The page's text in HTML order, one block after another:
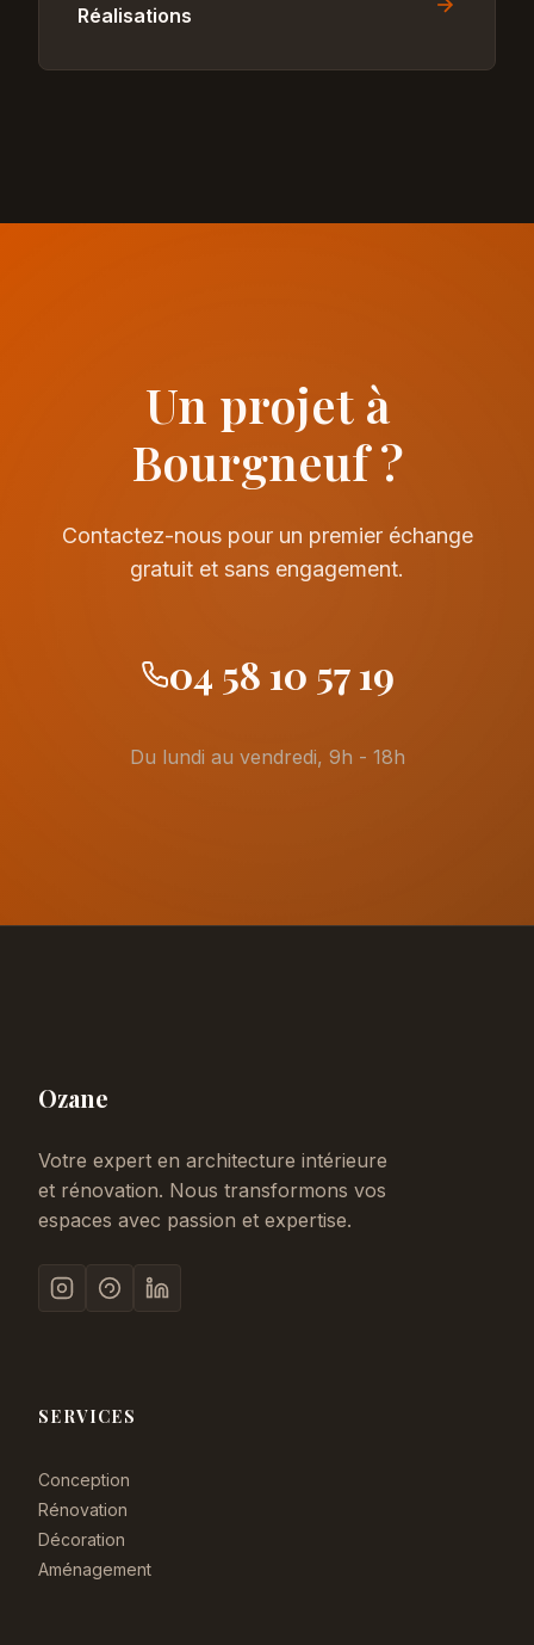
Réalisations
Un projet à
Bourgneuf ?
Contactez-nous pour un premier échange
gratuit et sans engagement.
04 58 10 57 19
Du lundi au vendredi, 9h - 18h
Ozane
Votre expert en architecture intérieure
et rénovation. Nous transformons vos
espaces avec passion et expertise.
SERVICES
Conception
Rénovation
Décoration
Aménagement